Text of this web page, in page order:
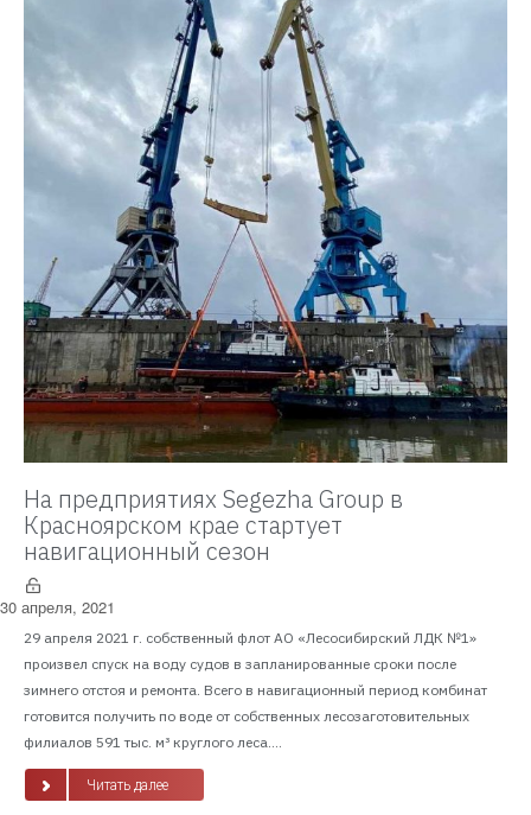
На предприятиях Segezha Group в
Красноярском крае стартует
навигационный сезон
30 апреля, 2021
29 апреля 2021 г. собственный флот АО «Лесосибирский ЛДК №1»
произвел спуск на воду судов в запланированные сроки после
зимнего отстоя и ремонта. Всего в навигационный период комбинат
готовится получить по воде от собственных лесозаготовительных
филиалов 591 тыс. м³ круглого леса....
Читать далее